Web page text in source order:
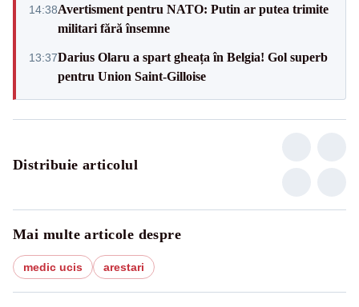
14:38Avertisment pentru NATO: Putin ar putea trimite
militari fără însemne
13:37Darius Olaru a spart gheața în Belgia! Gol superb
pentru Union Saint-Gilloise
Distribuie articolul
Mai multe articole despre
medic ucis arestari